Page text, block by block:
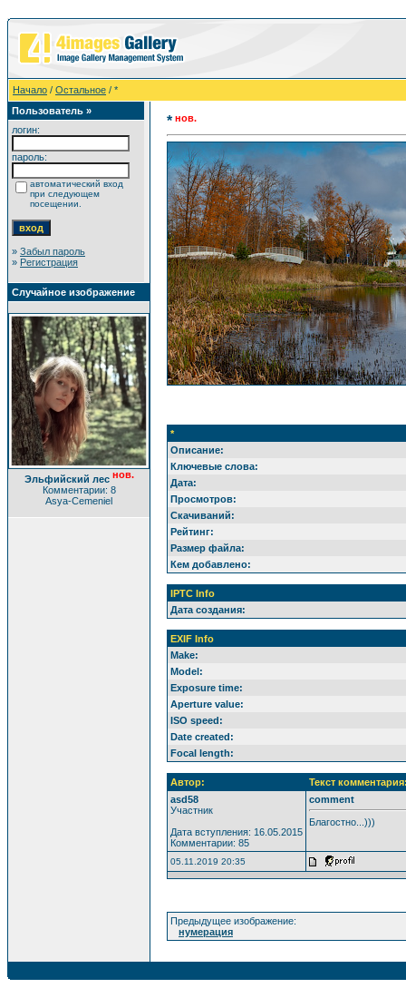
Начало / Остальное / *
Пользователь »
логин:
пароль:
автоматический вход
при следующем
посещении.
» Забыл пароль
» Регистрация
Случайное изображение
Эльфийский лес нов.
Комментарии: 8
Asya-Cemeniel
* нов.
*
Описание:
Ключевые слова:
Дата:
Просмотров:
Скачиваний:
Рейтинг:
Размер файла:
Кем добавлено:
IPTC Info
Дата создания:
EXIF Info
Make:
Model:
Exposure time:
Aperture value:
ISO speed:
Date created:
Focal length:
Автор:
Текст
asd58
Участник
Дата вступления: 16.05.2015
Комментарии: 85
comment
Благостно...)))
05.11.2019 20:35
Предыдущее изображение:
нумерация